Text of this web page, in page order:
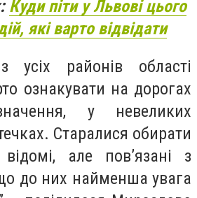
Куди піти у Львові цього
які варто відвідати
усіх районів області
ознакувати на дорогах
у невеликих
Старалися обирати
але пов’язані з
до них найменша увага